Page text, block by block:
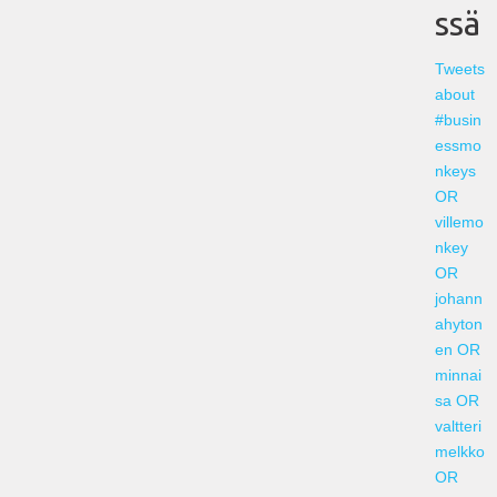
ssä
Tweets
about
#busin
essmo
nkeys
OR
villemo
nkey
OR
johann
ahyton
en OR
minnai
sa OR
valtteri
melkko
OR